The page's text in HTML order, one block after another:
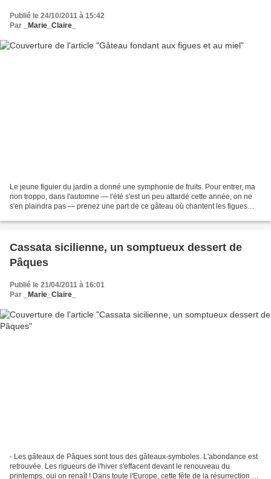
Publié le 24/10/2011 à 15:42
Par
_Marie_Claire_
Le jeune figuier du jardin a donné une symphonie de fruits. Pour entrer, ma
non troppo, dans l'automne — l'été s'est un peu attardé cette année, on ne
s'en plaindra pas — prenez une part de ce gâteau où chantent les figues
Cassata sicilienne, un somptueux dessert de
Pâques
Publié le 21/04/2011 à 16:01
Par
_Marie_Claire_
- Les gâteaux de Pâques sont tous des gâteaux-symboles. L'abondance est
retrouvée. Les rigueurs de l'hiver s'effacent devant le renouveau du
printemps, oui on renaît ! Dans toute l'Europe, cette fête de la résurrection se